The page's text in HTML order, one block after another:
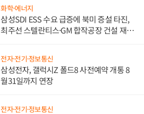
화학·에너지
삼성SDI ESS 수요 급증에 북미 증설 타진,
최주선 스텔란티스·GM 합작공장 건설 재추
전자·전기·정보통신
삼성전자, 갤럭시Z 폴드8 사전예약 개통 8
월31일까지 연장
전자·전기·정보통신